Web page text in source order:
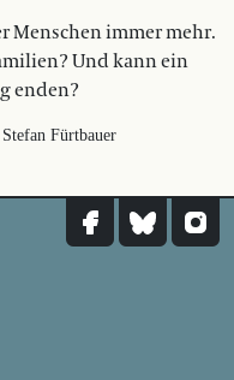
Menschen immer mehr.
Und kann ein
enden?
Stefan Fürtbauer